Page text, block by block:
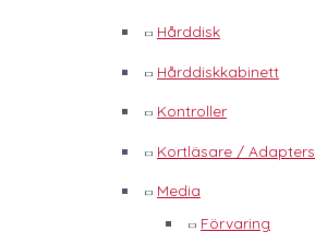
Hårddisk
Hårddiskkabinett
Kontroller
Kortläsare / Adapters
Media
Förvaring